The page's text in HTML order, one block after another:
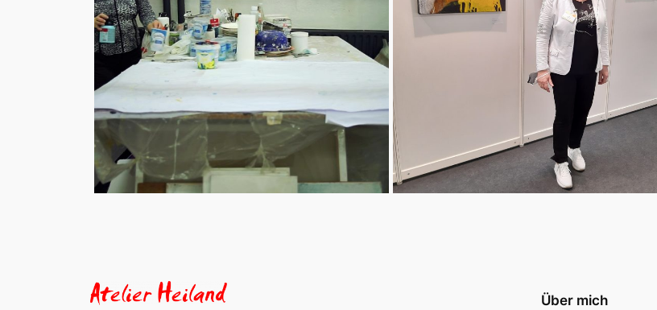
Über mich